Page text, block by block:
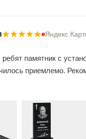
ребят памятник с
приемлемо.